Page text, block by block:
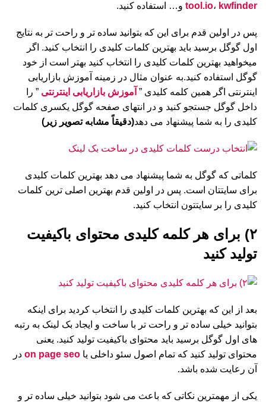
tool.io، kwfinder و… استفاده کنید.
پس در اولین قدم برای این که بتوانید ساده تر و راحت تر به نتایج
اول گوگل برسید باید بهترین کلمات کلیدی را انتخاب کنید. اگر
میخواهید بهترین کلمات کلیدی را انتخاب کنید بهتر است از خود
گوگل استفاده کنید.به عنوان مثال در زمینه آموزش بازاریابی
اینترنتی اگر همین کلمه کلیدی ” آموزش بازاریابی اینترنتی ” را
داخل گوگل جستجو کنید و در انتهای صفحه گوگل یکسری کلمات
کلیدی را به شما پیشنهاد می دهد(دقیقاً مشابه تصویر زیر)
کلماتی که گوگل به شما پیشنهاد می دهد بهترین کلمات کلیدی
برای سایتتان است. پس در اولین قدم بهترین اصلی ترین کلمات
کلیدی را بر سایتتون انتخاب کنید.
۲) برای هر کلمه کلیدی محتوای باکیفیت
تولید کنید
بعد از این که بهترین کلمات کلیدی را انتخاب کردید برای اینکه
بتوانید خیلی ساده تر و راحت تر با ساخت و ایجاد بک لینک به رتبه
های اول گوگل برسید باید محتوای باکیفیت تولید کنید. یعنی
محتوای تولید کنید که تمام اصول سئو داخلی یا on page seo در
آن رعایت شده باشد.
یکی از مهمترین نکاتی که باعث می شود بتوانید خیلی ساده تر و